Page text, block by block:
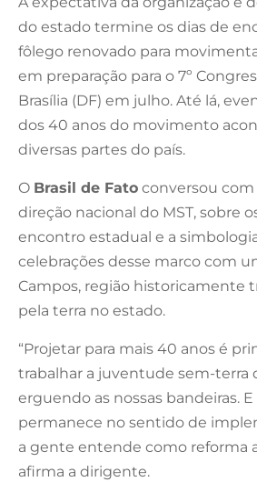
do estado termine os dias de
fôlego renovado para
em preparação para o 7º
Brasília (DF) em julho. Até lá,
dos 40 anos do movimento
diversas partes do país.
O Brasil de Fato conversou com
direção nacional do MST, sobre
encontro estadual e a
celebrações desse marco com
Campos, região historicamente
pela terra no estado.
“Projetar para mais 40 anos é
trabalhar a juventude sem-terra
erguendo as nossas bandeiras.
permanece no sentido de
a gente entende como reforma
afirma a dirigente.